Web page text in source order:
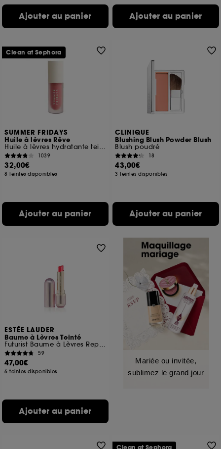
Ajouter au panier Ajouter au panier
SUMMER FRIDAYS
Huile à lèvres Rêve
Huile à lèvres hydratante teintée
1039
32,00€
8 teintes disponibles
Ajouter au panier
Clean at Sephora
CLINIQUE
Blushing Blush Powder Blush
Blush poudré
18
43,00€
3 teintes disponibles
Ajouter au panier
ESTÉE LAUDER
Baume à Lèvres Teinté
Futurist Baume à Lèvres Repulpant
59
47,00€
6 teintes disponibles
Ajouter au panier
Mariée ou invitée,
sublimez le grand jour